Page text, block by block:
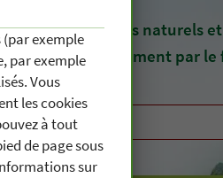
des remèdes naturels
fournis directement par le
(par exemple
par exemple
Vous
les cookies
à tout
de page sous
sur